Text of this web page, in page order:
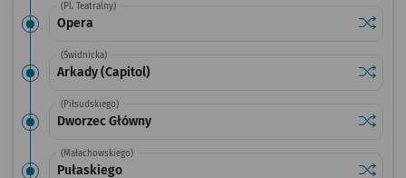
(Pl. Teatralny)
Opera
(Świdnicka)
Arkady (Capitol)
(Piłsudskiego)
Dworzec Główny
(Małachowskiego)
Pułaskiego